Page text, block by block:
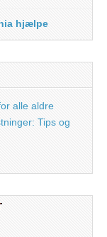
hjælpe
alle aldre
Tips og